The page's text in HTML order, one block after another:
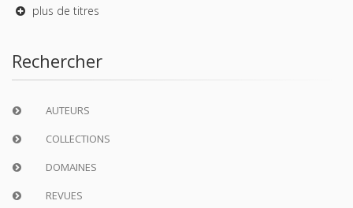
plus de titres
Rechercher
AUTEURS
COLLECTIONS
DOMAINES
REVUES